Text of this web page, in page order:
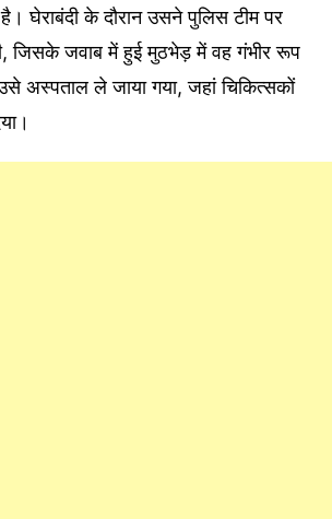
घेराबंदी के दौरान उसने पुलिस टीम पर
जिसके जवाब में हुई मुठभेड़ में वह गंभीर रूप
अस्पताल ले जाया गया, जहां चिकित्सकों